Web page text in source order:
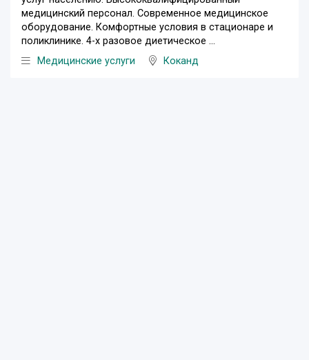
медицинский персонал. Современное медицинское
оборудование. Комфортные условия в стационаре и
поликлинике. 4-х разовое диетическое ...
Медицинские услуги
Коканд